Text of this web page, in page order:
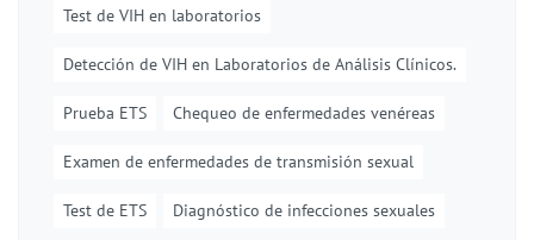
Test de VIH en laboratorios
Detección de VIH en Laboratorios de Análisis Clínicos.
Prueba ETS Chequeo de enfermedades venéreas
Examen de enfermedades de transmisión sexual
Test de ETS Diagnóstico de infecciones sexuales